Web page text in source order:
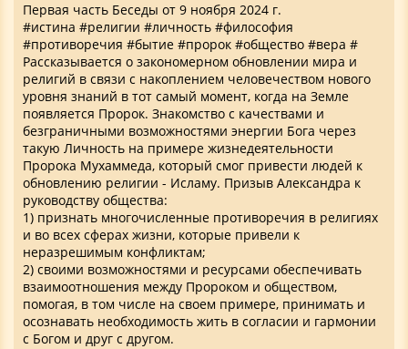
Первая часть Беседы от 9 ноября 2024 г.
#истина #религии #личность #философия
#противоречия #бытие #пророк #общество #вера #
Рассказывается о закономерном обновлении мира и
религий в связи с накоплением человечеством нового
уровня знаний в тот самый момент, когда на Земле
появляется Пророк. Знакомство с качествами и
безграничными возможностями энергии Бога через
такую Личность на примере жизнедеятельности
Пророка Мухаммеда, который смог привести людей к
обновлению религии - Исламу. Призыв Александра к
руководству общества:
1) признать многочисленные противоречия в религиях
и во всех сферах жизни, которые привели к
неразрешимым конфликтам;
2) своими возможностями и ресурсами обеспечивать
взаимоотношения между Пророком и обществом,
помогая, в том числе на своем примере, принимать и
осознавать необходимость жить в согласии и гармонии
с Богом и друг с другом.